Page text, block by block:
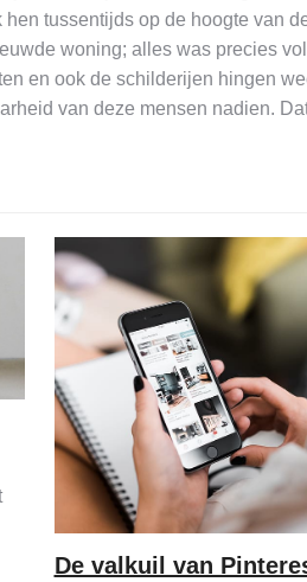
tussentijds op de hoogte van
woning; alles was precies
en ook de schilderijen hingen
van deze mensen nadien.
De valkuil van